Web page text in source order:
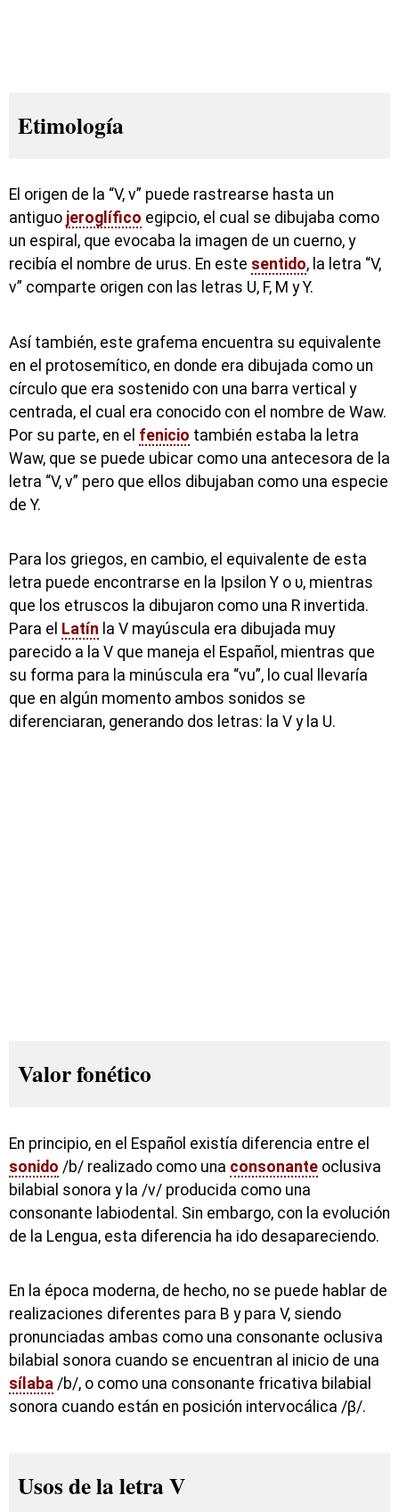
Etimología
El origen de la “V, v” puede rastrearse hasta un
antiguo jeroglífico egipcio, el cual se dibujaba como
un espiral, que evocaba la imagen de un cuerno, y
recibía el nombre de urus. En este sentido, la letra “V,
v” comparte origen con las letras U, F, M y Y.
Así también, este grafema encuentra su equivalente
en el protosemítico, en donde era dibujada como un
círculo que era sostenido con una barra vertical y
centrada, el cual era conocido con el nombre de Waw.
Por su parte, en el fenicio también estaba la letra
Waw, que se puede ubicar como una antecesora de la
letra “V, v” pero que ellos dibujaban como una especie
de Y.
Para los griegos, en cambio, el equivalente de esta
letra puede encontrarse en la Ipsilon Υ o υ, mientras
que los etruscos la dibujaron como una R invertida.
Para el Latín la V mayúscula era dibujada muy
parecido a la V que maneja el Español, mientras que
su forma para la minúscula era “vu”, lo cual llevaría
que en algún momento ambos sonidos se
diferenciaran, generando dos letras: la V y la U.
Valor fonético
En principio, en el Español existía diferencia entre el
sonido /b/ realizado como una consonante oclusiva
bilabial sonora y la /v/ producida como una
consonante labiodental. Sin embargo, con la evolución
de la Lengua, esta diferencia ha ido desapareciendo.
En la época moderna, de hecho, no se puede hablar de
realizaciones diferentes para B y para V, siendo
pronunciadas ambas como una consonante oclusiva
bilabial sonora cuando se encuentran al inicio de una
sílaba /b/, o como una consonante fricativa bilabial
sonora cuando están en posición intervocálica /β/.
Usos de la letra V